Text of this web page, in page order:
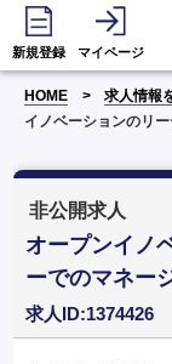
新規登録 マイページ
HOME 求人情報
イノベーションのリ
非公開求人
オープンイノ
ーでのマネー
求人ID:1374426